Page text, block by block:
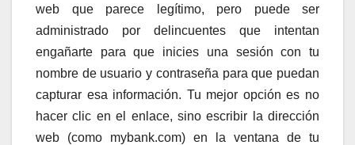
web que parece legítimo, pero puede ser
administrado por delincuentes que intentan
engañarte para que inicies una sesión con tu
nombre de usuario y contraseña para que puedan
capturar esa información. Tu mejor opción es no
hacer clic en el enlace, sino escribir la dirección
web (como mybank.com) en la ventana de tu